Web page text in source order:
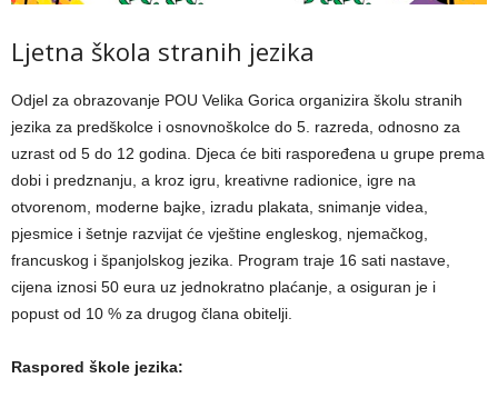
Ljetna škola stranih jezika
Odjel za obrazovanje POU Velika Gorica organizira školu stranih
jezika za predškolce i osnovnoškolce do 5. razreda, odnosno za
uzrast od 5 do 12 godina. Djeca će biti raspoređena u grupe prema
dobi i predznanju, a kroz igru, kreativne radionice, igre na
otvorenom, moderne bajke, izradu plakata, snimanje videa,
pjesmice i šetnje razvijat će vještine engleskog, njemačkog,
francuskog i španjolskog jezika. Program traje 16 sati nastave,
cijena iznosi 50 eura uz jednokratno plaćanje, a osiguran je i
popust od 10 % za drugog člana obitelji.
Raspored škole jezika: